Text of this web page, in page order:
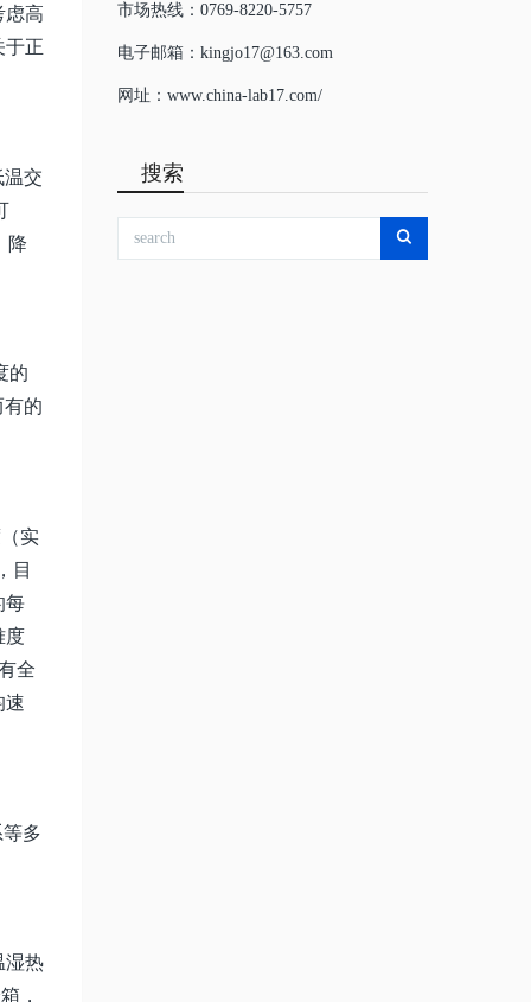
虑高
于正
温交
降
的
的
实
目
每
度
全
速
多
湿热
，
市场热线：0769-8220-5757
电子邮箱：kingjo17@163.com
网址：www.china-lab17.com/
搜索